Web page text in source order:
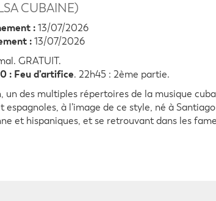
CUBAINE)
:13/07/2026
: 13/07/2026
GRATUIT.
: Feu d’artifice. 22h45 : 2ème partie.
un des multiples répertoires de la musique
espagnoles, à l’image de ce style, né à
et hispaniques, et se retrouvant dans les